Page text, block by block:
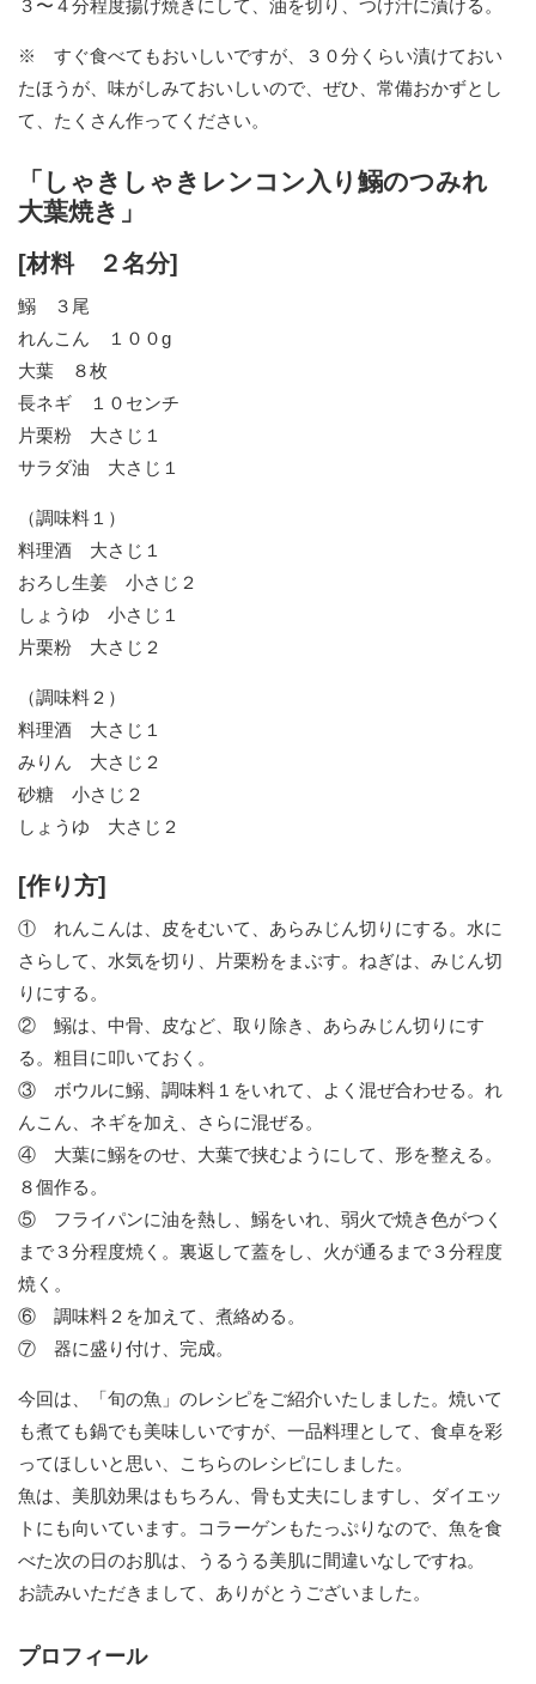
３〜４分程度揚げ焼きにして、油を切り、つけ汁に漬ける。
※ すぐ食べてもおいしいですが、３０分くらい漬けておい
たほうが、味がしみておいしいので、ぜひ、常備おかずとし
て、たくさん作ってください。
「しゃきしゃきレンコン入り鰯のつみれ
大葉焼き」
[材料 ２名分]
鰯 ３尾
れんこん １００g
大葉 ８枚
長ネギ １０センチ
片栗粉 大さじ１
サラダ油 大さじ１
（調味料１）
料理酒 大さじ１
おろし生姜 小さじ２
しょうゆ 小さじ１
片栗粉 大さじ２
（調味料２）
料理酒 大さじ１
みりん 大さじ２
砂糖 小さじ２
しょうゆ 大さじ２
[作り方]
① れんこんは、皮をむいて、あらみじん切りにする。水に
さらして、水気を切り、片栗粉をまぶす。ねぎは、みじん切
りにする。
② 鰯は、中骨、皮など、取り除き、あらみじん切りにす
る。粗目に叩いておく。
③ ボウルに鰯、調味料１をいれて、よく混ぜ合わせる。れ
んこん、ネギを加え、さらに混ぜる。
④ 大葉に鰯をのせ、大葉で挟むようにして、形を整える。
８個作る。
⑤ フライパンに油を熱し、鰯をいれ、弱火で焼き色がつく
まで３分程度焼く。裏返して蓋をし、火が通るまで３分程度
焼く。
⑥ 調味料２を加えて、煮絡める。
⑦ 器に盛り付け、完成。
今回は、「旬の魚」のレシピをご紹介いたしました。焼いて
も煮ても鍋でも美味しいですが、一品料理として、食卓を彩
ってほしいと思い、こちらのレシピにしました。
魚は、美肌効果はもちろん、骨も丈夫にしますし、ダイエッ
トにも向いています。コラーゲンもたっぷりなので、魚を食
べた次の日のお肌は、うるうる美肌に間違いなしですね。
お読みいただきまして、ありがとうございました。
プロフィール